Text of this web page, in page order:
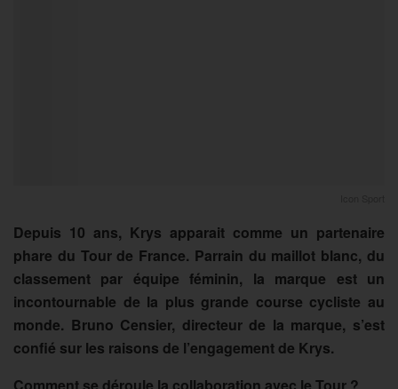
Depuis 10 ans, Krys apparait comme un partenaire
phare du Tour de France. Parrain du maillot blanc, du
classement par équipe féminin, la marque est un
incontournable de la plus grande course cycliste au
monde. Bruno Censier, directeur de la marque, s’est
confié sur les raisons de l’engagement de Krys.
Comment se déroule la collaboration avec le Tour ?